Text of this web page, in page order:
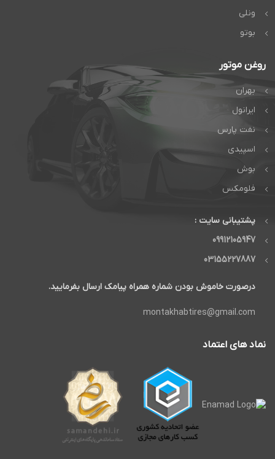
ونلی
بوتو
روغن موتور
بهران
ایرانول
نفت پارس
اسپیدی
بوش
فلومکس
پشتیبانی سایت :
09912105947
03155227887
درصورت خاموش بودن شماره همراه پیامک ارسال بفرمایید.
montakhabtires@gmail.com
نماد های اعتماد